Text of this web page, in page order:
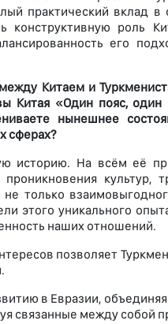
практический вклад в
роль
его
Китаем и
Китая «Один пояс, один
нынешнее
сферах?
историю. На всём её
культур,
только
этого уникального
наших отношений.
позволяет
в Евразии,
связанные между собой